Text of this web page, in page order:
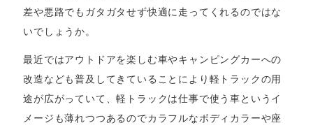
差や悪路でもガタガタせず快適に走ってくれるのではな
いでしょうか。
最近ではアウトドアを楽しむ車やキャンピングカーへの
改造なども普及してきていることにより軽トラックの用
途が広がっていて、軽トラックは仕事で使う車というイ
メージも薄れつつあるのでカラフルなボディカラーや座